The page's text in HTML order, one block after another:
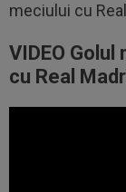
meciului cu
VIDEO
cu Real